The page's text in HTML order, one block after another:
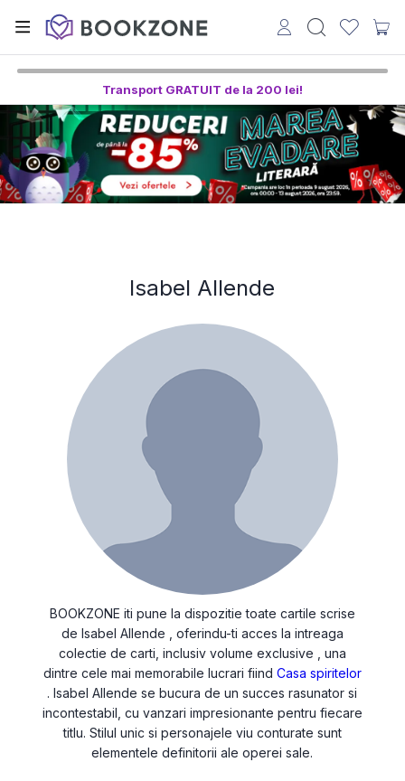
Transport GRATUIT de la 200 lei!
Isabel Allende
BOOKZONE iti pune la dispozitie toate cartile scrise
de Isabel Allende , oferindu-ti acces la intreaga
colectie de carti, inclusiv volume exclusive , una
dintre cele mai memorabile lucrari fiind Casa spiritelor
. Isabel Allende se bucura de un succes rasunator si
incontestabil, cu vanzari impresionante pentru fiecare
titlu. Stilul unic si personajele viu conturate sunt
elementele definitorii ale operei sale.